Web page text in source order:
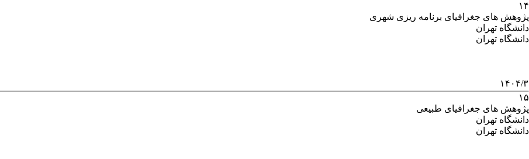
۱۴
پژوهش های جغرافیای برنامه ریزی شهری
دانشگاه تهران
دانشگاه تهران
۱۴۰۴/۳
۱۵
پژوهش های جغرافیای طبیعی
دانشگاه تهران
دانشگاه تهران